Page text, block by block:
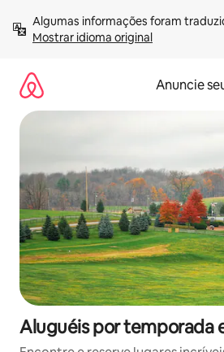
para
Mostrar idioma original
Anuncie
Aluguéis por temporada